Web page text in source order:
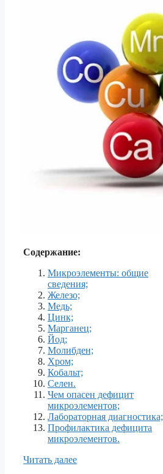
Содержание:
Микроэлементы: общие
сведения;
Железо;
Медь;
Цинк;
Марганец;
Йод;
Молибден;
Хром;
Кобальт;
Селен.
Чем опасен дефицит
микроэлементов;
Лабораторная диагностика;
Профилактика дефицита
микроэлементов.
Читать далее